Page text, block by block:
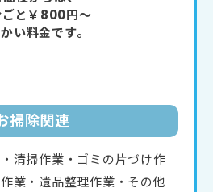
と￥800円～
い料金です。
掃除関連
清掃作業・ゴミの片づけ作
業・遺品整理作業・その他